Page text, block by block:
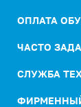
ОПЛАТА
ЧАСТО
СЛУЖБА